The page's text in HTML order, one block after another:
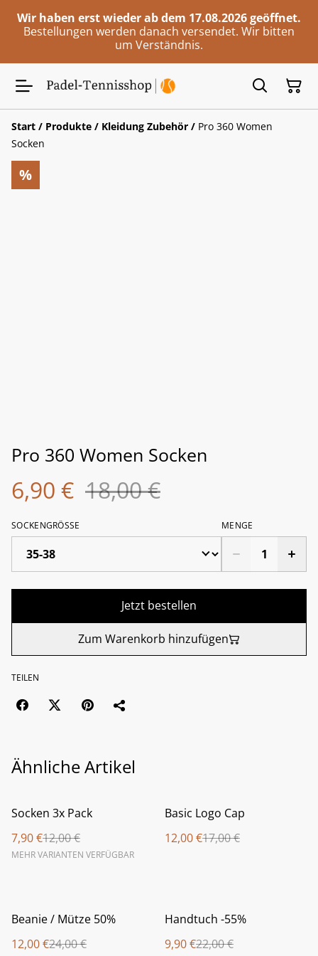
Wir haben erst wieder ab dem 17.08.2026 geöffnet.
Bestellungen werden danach versendet. Wir bitten
um Verständnis.
Start / Produkte / Kleidung Zubehör / Pro 360 Women
Socken
%
Pro 360 Women Socken
6,90 € 18,00 €
SOCKENGRÖSSE MENGE
Jetzt bestellen
Zum Warenkorb hinzufügen
TEILEN
Ähnliche Artikel
%
Socken 3x Pack
7,90 €12,00 €
MEHR VARIANTEN VERFÜGBAR
%
Basic Logo Cap
12,00 €17,00 €
%
Beanie / Mütze 50%
12,00 €24,00 €
%
Handtuch -55%
9,90 €22,00 €